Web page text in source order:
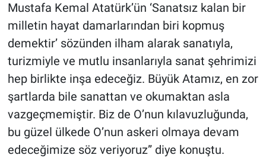
Mustafa Kemal Atatürk’ün ‘Sanatsız kalan bir
milletin hayat damarlarından biri kopmuş
demektir’ sözünden ilham alarak sanatıyla,
turizmiyle ve mutlu insanlarıyla sanat şehrimizi
hep birlikte inşa edeceğiz. Büyük Atamız, en zor
şartlarda bile sanattan ve okumaktan asla
vazgeçmemiştir. Biz de O’nun kılavuzluğunda,
bu güzel ülkede O’nun askeri olmaya devam
edeceğimize söz veriyoruz” diye konuştu.